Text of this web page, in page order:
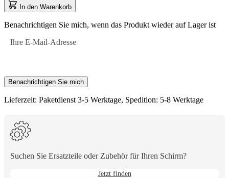
zu
navigieren,
und
anschließend
die
den
Optionen
wechseln.
auf
1
In den Warenkorb
Benachrichtigen Sie mich, wenn das Produkt wieder auf Lager ist
Ihre E-Mail-Adresse
Benachrichtigen Sie mich
Lieferzeit: Paketdienst 3-5 Werktage, Spedition: 5-8 Werktage
Suchen Sie Ersatzteile oder Zubehör für Ihren Schirm?
Jetzt finden